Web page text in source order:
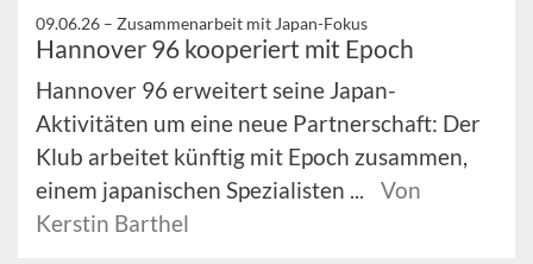
09.06.26 – Zusammenarbeit mit Japan-Fokus
Hannover 96 kooperiert mit Epoch
Hannover 96 erweitert seine Japan-
Aktivitäten um eine neue Partnerschaft: Der
Klub arbeitet künftig mit Epoch zusammen,
einem japanischen Spezialisten ...
Von
Kerstin Barthel